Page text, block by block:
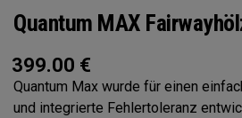
Quantum MAX
399.00 €
Quantum Max wurde für einen
und integrierte Fehlertoleranz